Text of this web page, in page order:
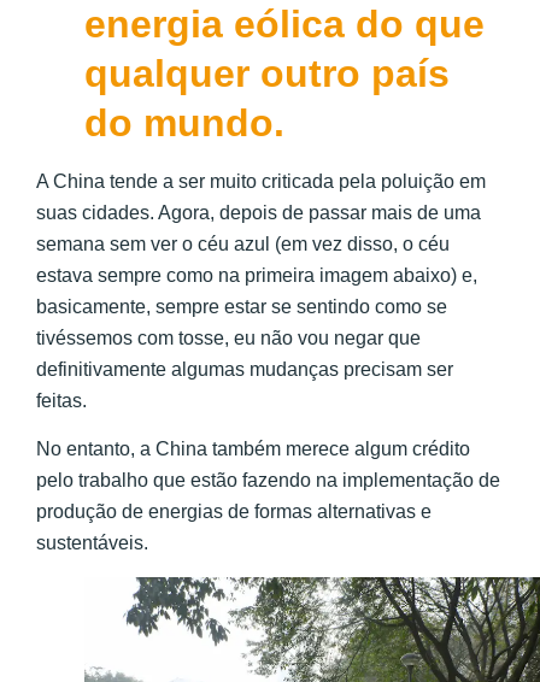
energia eólica do que
qualquer outro país
do mundo.
A China tende a ser muito criticada pela poluição em
suas cidades. Agora, depois de passar mais de uma
semana sem ver o céu azul (em vez disso, o céu
estava sempre como na primeira imagem abaixo) e,
basicamente, sempre estar se sentindo como se
tivéssemos com tosse, eu não vou negar que
definitivamente algumas mudanças precisam ser
feitas.
No entanto, a China também merece algum crédito
pelo trabalho que estão fazendo na implementação de
produção de energias de formas alternativas e
sustentáveis.